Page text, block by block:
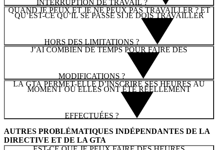
INTERRUPTION DE TRAVAIL ?
QUAND JE PEUX ET JE NE PEUX PAS TRAVAILLER ? ET
QU’EST-CE QU’IL SE PASSE SI JE DOIS TRAVAILLER
HORS DES LIMITATIONS ?
J’AI COMBIEN DE TEMPS POUR FAIRE DES
MODIFICATIONS ?
LA GTA PERMET-ELLE D’INSCRIRE SES HEURES AU
MOMENT OÙ ELLES ONT ÉTÉ RÉELLEMENT
EFFECTUÉES ?
AUTRES PROBLÉMATIQUES INDÉPENDANTES DE LA
DIRECTIVE ET DE LA GTA